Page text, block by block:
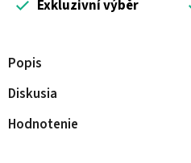
Exkluzivní výběr
Popis
Diskusia
Hodnotenie